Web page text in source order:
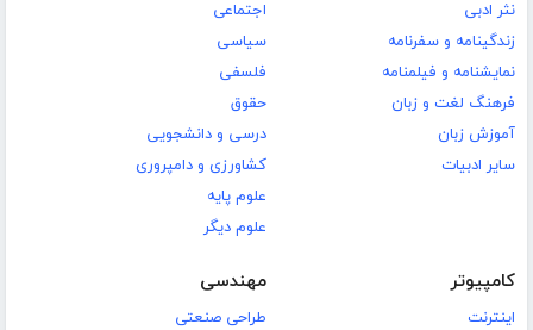
نثر ادبی
زندگینامه و سفرنامه
نمایشنامه و فیلمنامه
فرهنگ لغت و زبان
آموزش زبان
سایر ادبیات
اجتماعی
سیاسی
فلسفی
حقوق
درسی و دانشجویی
کشاورزی و دامپروری
علوم پایه
علوم دیگر
کامپیوتر
اینترنت
مهندسی
طراحی صنعتی